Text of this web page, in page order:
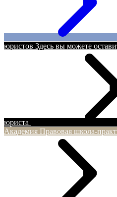
юристов Здесь вы можете
юриста
Академия Правовая школа-